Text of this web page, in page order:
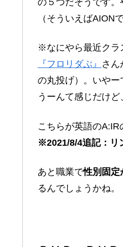
の５つだそうです。
（そういえばAION
※なにやら最近クラ
『フロリダぶ』 さん
の丸投げ）。いや
うーんて感じだけ
こちらが英語の
※2021/8/4追記：リ
あと職業で性別固定
るんでしょうかね。